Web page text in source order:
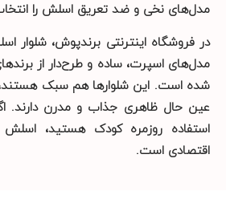
مدل‌های نخی و ضد تعریق اسلش را
در فروشگاه اینترنتی برندپوش، شلوار
مدل‌های اسپرت، ساده و طرح‌دار از
شده است. این شلوارها هم سبک
عین حال ظاهری جذاب و مدرن دارند.
استفاده روزمره کودک هستید، اسلش
اقتصادی است.